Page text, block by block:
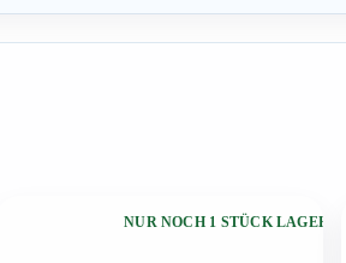
NUR NOCH 1 STÜCK LAGERND